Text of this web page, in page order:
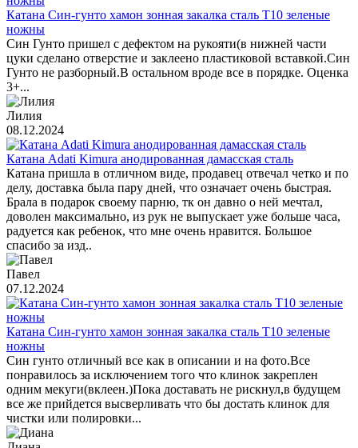
Катана Син-гунто хамон зонная закалка сталь T10 зеленые
ножны
Син Гунто пришел с дефектом на рукояти(в нижней части
цуки сделано отверстие и заклеено пластиковой вставкой.Син
Гунто не разборный.В остальном вроде все в порядке. Оценка
3+...
Лилия
08.12.2024
Катана Adati Kimura анодированная дамасская сталь
Катана пришла в отличном виде, продавец отвечал четко и по
делу, доставка была пару дней, что означает очень быстрая.
Брала в подарок своему парню, тк он давно о ней мечтал,
доволен максимально, из рук не выпускает уже больше часа,
радуется как ребенок, что мне очень нравится. Большое
спасибо за изд..
Павел
07.12.2024
Катана Син-гунто хамон зонная закалка сталь T10 зеленые
ножны
Син гунто отличный все как в описании и на фото.Все
понравилось за исключением того что клинок закреплен
одним мекуги(вклеен.)Пока доставать не рискнул,в будущем
все же прийдется высверливать что бы достать клинок для
чистки или полировки...